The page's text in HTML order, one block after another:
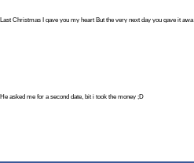
Last Christmas I gave you my heart But the very next day you gave it awa
He asked me for a second date, bit i took the money ;D